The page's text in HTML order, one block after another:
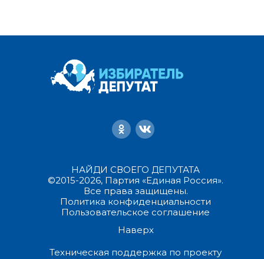
НАЙДИ СВОЕГО ДЕПУТАТА
©2015-2026, Партия «Единая Россия».
Все права защищены.
Политика конфиденциальности
Пользовательское соглашение
Наверх
Техническая поддержка по проекту